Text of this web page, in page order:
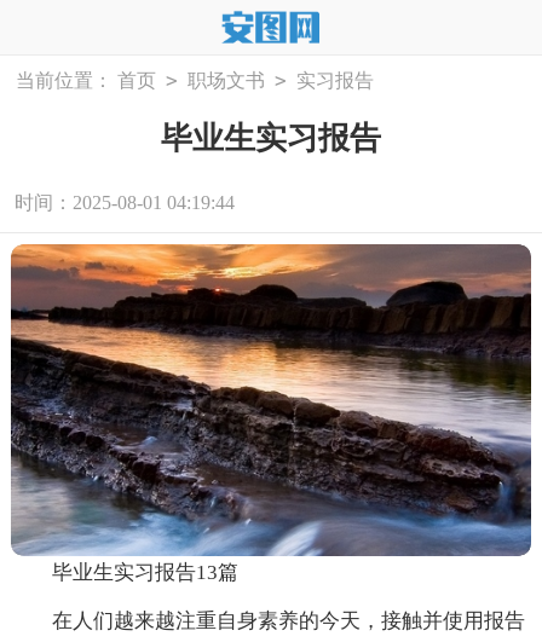
当前位置： 首页 > 职场文书 > 实习报告
毕业生实习报告
时间：2025-08-01 04:19:44
毕业生实习报告13篇
在人们越来越注重自身素养的今天，接触并使用报告